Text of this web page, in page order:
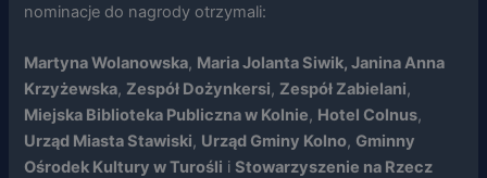
nominacje do nagrody otrzymali:
Martyna Wolanowska, Maria Jolanta Siwik, Janina Anna
Krzyżewska, Zespół Dożynkersi, Zespół Zabielani,
Miejska Biblioteka Publiczna w Kolnie, Hotel Colnus,
Urząd Miasta Stawiski, Urząd Gminy Kolno, Gminny
Ośrodek Kultury w Turośli i Stowarzyszenie na Rzecz